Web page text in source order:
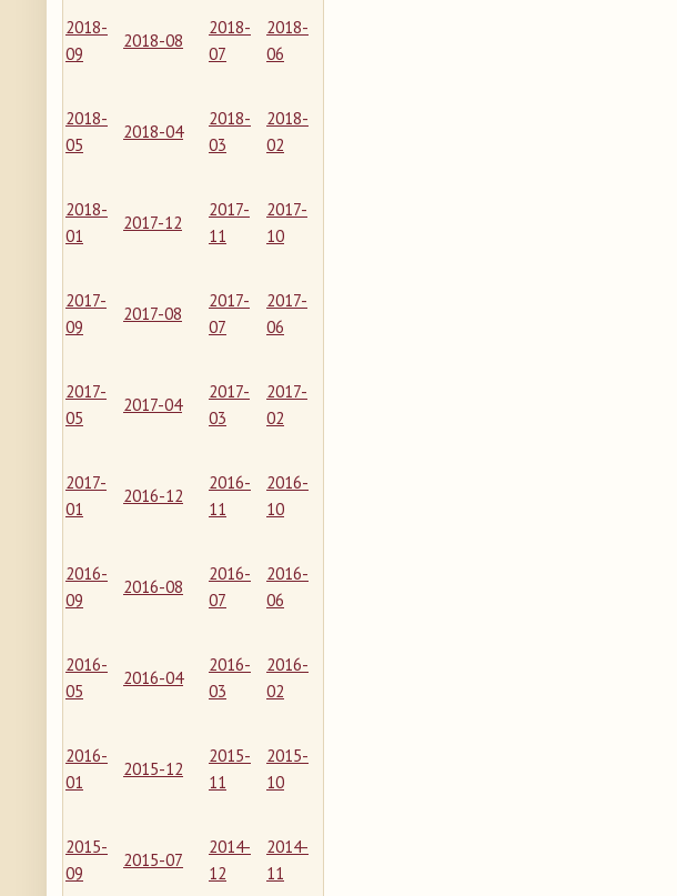
2018-
09
2018-08
2018-
07
2018-
06
2018-
05
2018-04
2018-
03
2018-
02
2018-
01
2017-12
2017-
11
2017-
10
2017-
09
2017-08
2017-
07
2017-
06
2017-
05
2017-04
2017-
03
2017-
02
2017-
01
2016-12
2016-
11
2016-
10
2016-
09
2016-08
2016-
07
2016-
06
2016-
05
2016-04
2016-
03
2016-
02
2016-
01
2015-12
2015-
11
2015-
10
2015-
09
2015-07
2014-
12
2014-
11